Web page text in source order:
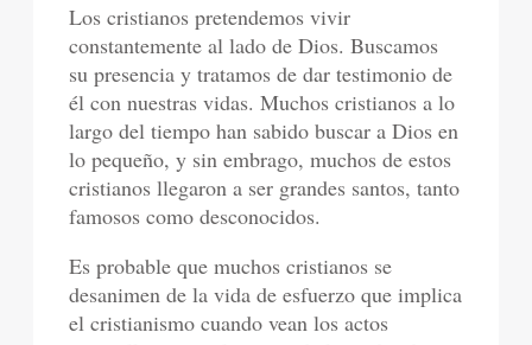
Los cristianos pretendemos vivir
constantemente al lado de Dios. Buscamos
su presencia y tratamos de dar testimonio de
él con nuestras vidas. Muchos cristianos a lo
largo del tiempo han sabido buscar a Dios en
lo pequeño, y sin embrago, muchos de estos
cristianos llegaron a ser grandes santos, tanto
famosos como desconocidos.
Es probable que muchos cristianos se
desanimen de la vida de esfuerzo que implica
el cristianismo cuando vean los actos